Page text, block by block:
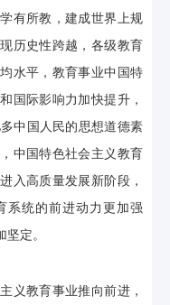
有所教，建成世界上规
历史性跨越，各级教育
水平，教育事业中国特
国际影响力加快提升，
中国人民的思想道德素
中国特色社会主义教育
入高质量发展新阶段，
系统的前进动力更加强
定。
教育事业推向前进，